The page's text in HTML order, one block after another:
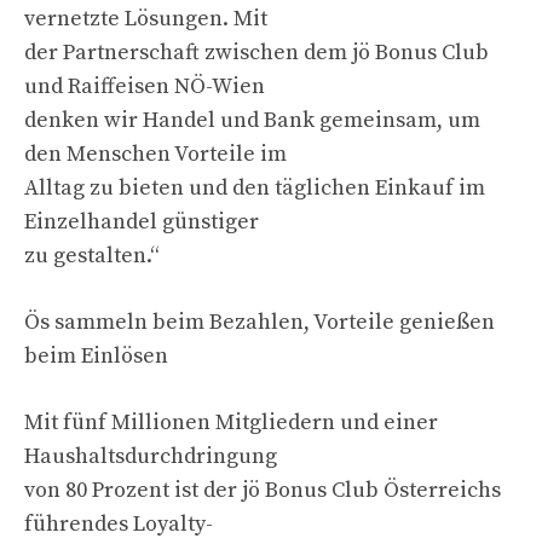
vernetzte Lösungen. Mit
der Partnerschaft zwischen dem jö Bonus Club
und Raiffeisen NÖ-Wien
denken wir Handel und Bank gemeinsam, um
den Menschen Vorteile im
Alltag zu bieten und den täglichen Einkauf im
Einzelhandel günstiger
zu gestalten.“
Ös sammeln beim Bezahlen, Vorteile genießen
beim Einlösen
Mit fünf Millionen Mitgliedern und einer
Haushaltsdurchdringung
von 80 Prozent ist der jö Bonus Club Österreichs
führendes Loyalty-